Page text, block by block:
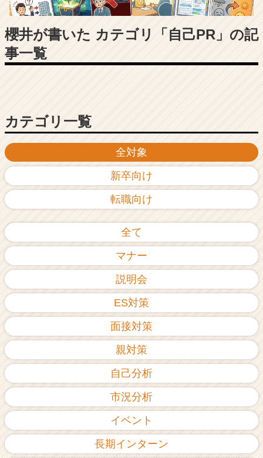
業
か
ら
ス
ウ
活
イ
チ
リ
（C
e
r
a
e
r）
櫻井が書いた カテゴリ「自己PR」の記
事一覧
全対象
新卒向け
転職向け
全て
マナー
説明会
ES対策
面接対策
親対策
自己分析
市況分析
イベント
長期インターン
カテゴリ一覧